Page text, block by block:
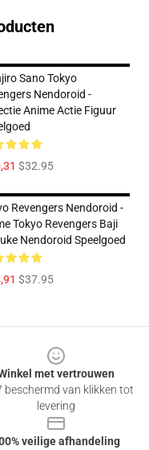
Sano Tokyo
Nendoroid -
Anime Actie Figuur
$32.95
Revengers Nendoroid -
Tokyo Revengers Baji
Nendoroid Speelgoed
$37.95
met vertrouwen
beschermd van klikken tot
levering
veilige afhandeling